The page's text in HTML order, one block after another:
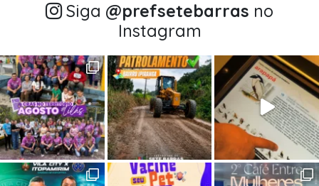
Siga @‌prefsetebarras no
Instagram